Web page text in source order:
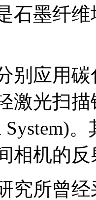
石墨纤
别应用
激光扫
System)
相机的
究所曾